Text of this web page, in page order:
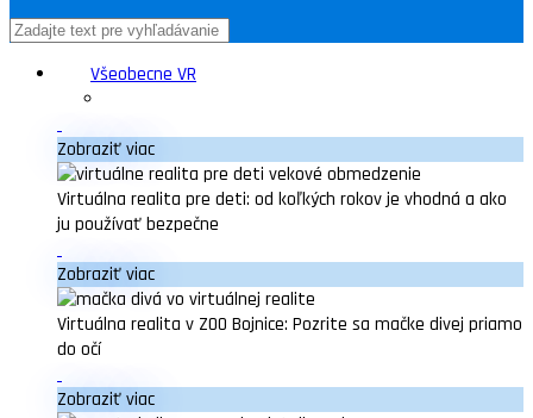
Všeobecne VR
Zobraziť viac
Virtuálna realita pre deti: od koľkých rokov je vhodná a ako
ju používať bezpečne
Zobraziť viac
Virtuálna realita v ZOO Bojnice: Pozrite sa mačke divej priamo
do očí
Zobraziť viac